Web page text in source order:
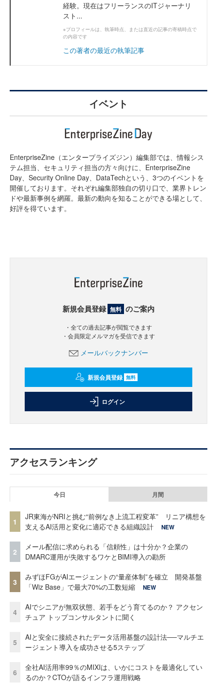
経験。現在はフリーランスのITジャーナリ
スト...
※プロフィールは、執筆時点、または直近の記事の寄稿時点で
の内容です
この著者の最近の執筆記事
イベント
EnterpriseZine（エンタープライズジン）編集部では、情報シス
テム担当、セキュリティ担当の方々向けに、EnterpriseZine
Day、Security Online Day、DataTechという、3つのイベントを
開催しております。それぞれ編集部独自の切り口で、業界トレン
ドや最新事例を網羅。最新の動向を知ることができる場として、
好評を得ています。
新規会員登録 無料 のご案内
・全ての過去記事が閲覧できます
・会員限定メルマガを受信できます
メールバックナンバー
新規会員登録 無料
ログイン
アクセスランキング
今日 月間
1
JR東海がNRIと挑む“前例なき上流工程変革” リニア構想を
支えるAI活用と変化に適応できる組織設計
NEW
2
メール配信に求められる「信頼性」は十分か？企業の
DMARC運用が失敗するワケとBIMI導入の勘所
3
みずほFGがAIエージェントの“量産体制”を確立 開発基盤
「Wiz Base」で最大70%の工数短縮
NEW
4
AIでシニアが無双状態、若手をどう育てるのか？ アクセン
チュア トップコンサルタントに聞く
5
AIと安全に接続されたデータ活用基盤の設計法──マルチエ
ージェント導入を成功させる5ステップ
6
全社AI活用率99％のMIXIは、いかにコストを最適化してい
るのか？CTOが語るインフラ運用戦略